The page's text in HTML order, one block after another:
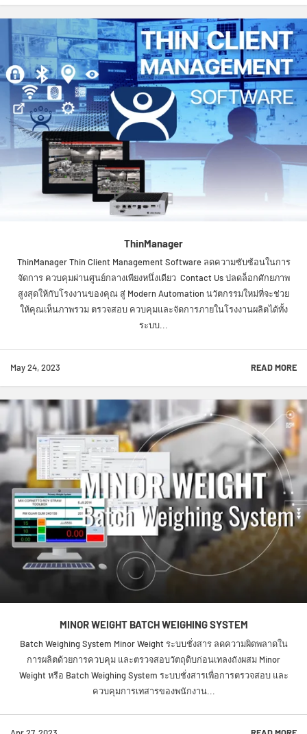
ThinManager
ThinManager Thin Client Management Software ลดความซับซ้อนในการ
จัดการ ควบคุมผ่านศูนย์กลางเพียงหนึ่งเดียว Contact Us ปลดล็อกศักยภาพ
สูงสุดให้กับโรงงานของคุณ สู่ Modern Automation นวัตกรรมใหม่ที่จะช่วย
ให้คุณเห็นภาพรวม ตรวจสอบ ควบคุมและจัดการภายในโรงงานผลิตได้ทั้ง
ระบบ...
May 24, 2023 READ MORE
MINOR WEIGHT BATCH WEIGHING SYSTEM
Batch Weighing System Minor Weight ระบบชั่งสาร ลดความผิดพลาดใน
การผลิตด้วยการควบคุม และตรวจสอบวัตถุดิบก่อนเทลงถังผสม Minor
Weight หรือ Batch Weighing System ระบบชั่งสารเพื่อการตรวจสอบ และ
ควบคุมการเทสารของพนักงาน...